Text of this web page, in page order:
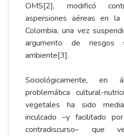
OMS[2], modificó
aspersiones aéreas en la
Colombia, una vez
argumento de riesgos
ambiente[3].
Sociológicamente, en
problemática cultural-
vegetales ha sido
inculcado –y facilitado
contradiscurso– que